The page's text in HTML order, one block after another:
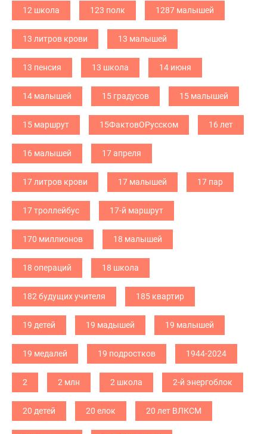
12 школа 123 полк 1287 малышей
13 литров крови 13 малышей
13 пенсия 13 школа 14 июня
14 малышей 15 градусов 15 малышей
15 маршрут 15ФактовОРусском 16 лет
16 малышей 17 апреля
17 литров крови 17 малышей 17 пар
17 троллейбус 17-й маршрут
170 миллионов 18 малышей
18 операций 18 школа
182 будущих учителя 185 квартир
19 детей 19 мадышей 19 малышей
19 медалей 19 подростков 1944-2024
2 2 млн 2 школа 2-й энергоблок
20 детей 20 елок 20 лет ВЛКСМ